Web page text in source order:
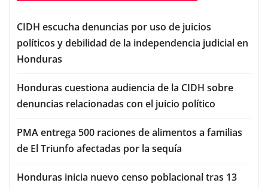
CIDH escucha denuncias por uso de juicios
políticos y debilidad de la independencia judicial en
Honduras
Honduras cuestiona audiencia de la CIDH sobre
denuncias relacionadas con el juicio político
PMA entrega 500 raciones de alimentos a familias
de El Triunfo afectadas por la sequía
Honduras inicia nuevo censo poblacional tras 13